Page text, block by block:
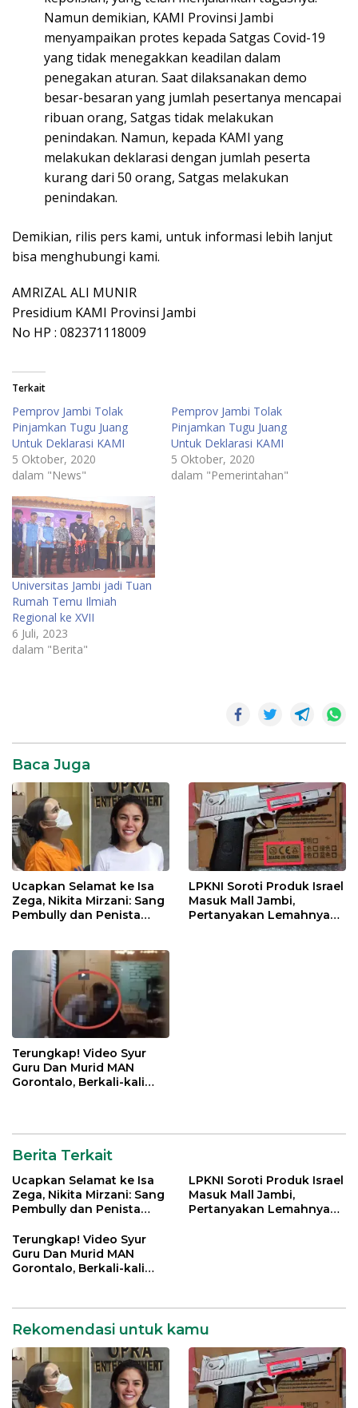
Namun demikian, KAMI Provinsi Jambi
menyampaikan protes kepada Satgas Covid-19
yang tidak menegakkan keadilan dalam
penegakan aturan. Saat dilaksanakan demo
besar-besaran yang jumlah pesertanya mencapai
ribuan orang, Satgas tidak melakukan
penindakan. Namun, kepada KAMI yang
melakukan deklarasi dengan jumlah peserta
kurang dari 50 orang, Satgas melakukan
penindakan.
Demikian, rilis pers kami, untuk informasi lebih lanjut
bisa menghubungi kami.
AMRIZAL ALI MUNIR
Presidium KAMI Provinsi Jambi
No HP : 082371118009
Terkait
Pemprov Jambi Tolak
Pinjamkan Tugu Juang
Untuk Deklarasi KAMI
5 Oktober, 2020
dalam "News"
Pemprov Jambi Tolak
Pinjamkan Tugu Juang
Untuk Deklarasi KAMI
5 Oktober, 2020
dalam "Pemerintahan"
Universitas Jambi jadi Tuan
Rumah Temu Ilmiah
Regional ke XVII
6 Juli, 2023
dalam "Berita"
Baca Juga
Ucapkan Selamat ke Isa
Zega, Nikita Mirzani: Sang
Pembully dan Penista
LPKNI Soroti Produk Israel
Masuk Mall Jambi,
Pertanyakan Lemahnya
Terungkap! Video Syur
Guru Dan Murid MAN
Gorontalo, Berkali-kali
Berita Terkait
Ucapkan Selamat ke Isa
Zega, Nikita Mirzani: Sang
Pembully dan Penista
Jatim
LPKNI Soroti Produk Israel
Masuk Mall Jambi,
Pertanyakan Lemahnya
Terungkap! Video Syur
Guru Dan Murid MAN
Gorontalo, Berkali-kali
Rekomendasi untuk kamu